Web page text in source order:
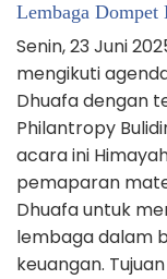
Lembaga Dompet
Senin, 23 Juni
mengikuti
Dhuafa dengan
Philantropy
acara ini
pemaparan
Dhuafa untuk
lembaga dalam
keuangan.